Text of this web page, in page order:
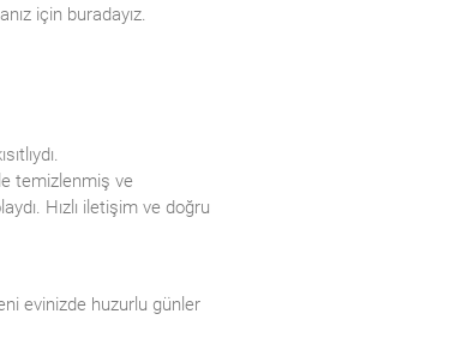
için buradayız.
temizlenmiş ve
Hızlı iletişim ve doğru
evinizde huzurlu günler